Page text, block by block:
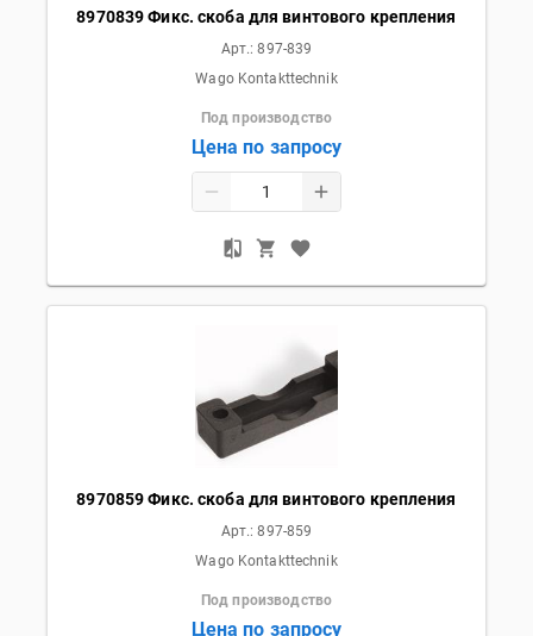
8970839 Фикс. скоба для винтового крепления
Арт.:897-839
Wago Kontakttechnik
Под производство
Цена по запросу
8970859 Фикс. скоба для винтового крепления
Арт.:897-859
Wago Kontakttechnik
Под производство
Цена по запросу